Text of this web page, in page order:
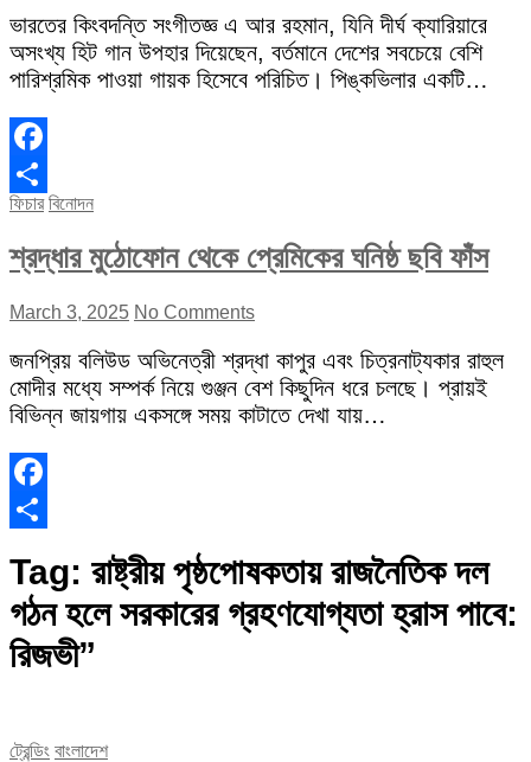
ভারতের কিংবদন্তি সংগীতজ্ঞ এ আর রহমান, যিনি দীর্ঘ ক্যারিয়ারে
অসংখ্য হিট গান উপহার দিয়েছেন, বর্তমানে দেশের সবচেয়ে বেশি
পারিশ্রমিক পাওয়া গায়ক হিসেবে পরিচিত। পিঙ্কভিলার একটি…
Facebook
Share
ফিচার বিনোদন
শ্রদ্ধার মুঠোফোন থেকে প্রেমিকের ঘনিষ্ঠ ছবি ফাঁস
March 3, 2025 No Comments
জনপ্রিয় বলিউড অভিনেত্রী শ্রদ্ধা কাপুর এবং চিত্রনাট্যকার রাহুল
মোদীর মধ্যে সম্পর্ক নিয়ে গুঞ্জন বেশ কিছুদিন ধরে চলছে। প্রায়ই
বিভিন্ন জায়গায় একসঙ্গে সময় কাটাতে দেখা যায়…
Facebook
Tag: রাষ্ট্রীয় পৃষ্ঠপোষকতায় রাজনৈতিক দল
গঠন হলে সরকারের গ্রহণযোগ্যতা হ্রাস পাবে:
রিজভী”
ট্রেন্ডিং বাংলাদেশ